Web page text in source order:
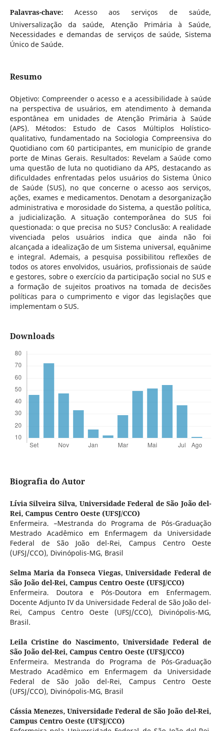
Palavras-chave: Acesso aos serviços de saúde,
Universalização da saúde, Atenção Primária à Saúde,
Necessidades e demandas de serviços de saúde, Sistema
Único de Saúde.
Resumo
Objetivo: Compreender o acesso e a acessibilidade à saúde
na perspectiva de usuários, em atendimento à demanda
espontânea em unidades de Atenção Primária à Saúde
(APS). Métodos: Estudo de Casos Múltiplos Holístico-
qualitativo, fundamentado na Sociologia Compreensiva do
Quotidiano com 60 participantes, em município de grande
porte de Minas Gerais. Resultados: Revelam a Saúde como
uma questão de luta no quotidiano da APS, destacando as
dificuldades enfrentadas pelos usuários do Sistema Único
de Saúde (SUS), no que concerne o acesso aos serviços,
ações, exames e medicamentos. Denotam a desorganização
administrativa e morosidade do Sistema, a questão política,
a judicialização. A situação contemporânea do SUS foi
questionada: o que precisa no SUS? Conclusão: A realidade
vivenciada pelos usuários indica que ainda não foi
alcançada a idealização de um Sistema universal, equânime
e integral. Ademais, a pesquisa possibilitou reflexões de
todos os atores envolvidos, usuários, profissionais de saúde
e gestores, sobre o exercício da participação social no SUS e
a formação de sujeitos proativos na tomada de decisões
políticas para o cumprimento e vigor das legislações que
implementam o SUS.
Downloads
Biografia do Autor
Lívia Silveira Silva, Universidade Federal de São João del-
Rei, Campus Centro Oeste (UFSJ/CCO)
Enfermeira. –Mestranda do Programa de Pós-Graduação
Mestrado Acadêmico em Enfermagem da Universidade
Federal de São João del-Rei, Campus Centro Oeste
(UFSJ/CCO), Divinópolis-MG, Brasil
Selma Maria da Fonseca Viegas,Universidade Federal de
São João del-Rei, Campus Centro Oeste (UFSJ/CCO)
Enfermeira. Doutora e Pós-Doutora em Enfermagem.
Docente Adjunto IV da Universidade Federal de São João del-
Rei, Campus Centro Oeste (UFSJ/CCO), Divinópolis-MG,
Brasil.
Leila Cristine do Nascimento,Universidade Federal de
São João del-Rei, Campus Centro Oeste (UFSJ/CCO)
Enfermeira. Mestranda do Programa de Pós-Graduação
Mestrado Acadêmico em Enfermagem da Universidade
Federal de São João del-Rei, Campus Centro Oeste
(UFSJ/CCO), Divinópolis-MG, Brasil
Cássia Menezes, Universidade Federal de São João del-Rei,
Campus Centro Oeste (UFSJ/CCO)